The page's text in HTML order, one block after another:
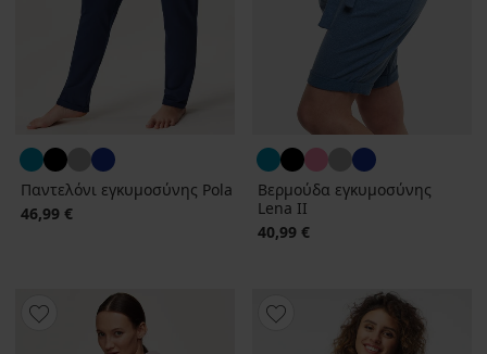
Παντελόνι εγκυμοσύνης Pola
46,99 €
Βερμούδα εγκυμοσύνης
Lena II
40,99 €